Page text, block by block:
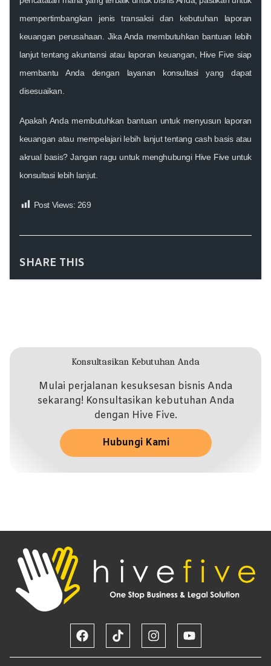
mempertimbangkan jenis transaksi dan kebutuhan laporan
keuangan perusahaan. Jika Anda membutuhkan bantuan lebih
lanjut tentang akuntansi atau laporan keuangan, Hive Five siap
membantu Anda dengan layanan konsultasi yang dapat
disesuaikan.
Apakah Anda membutuhkan bantuan untuk menyusun laporan
keuangan atau mempelajari lebih lanjut tentang cash basisatau
akrual basis? Jangan ragu untuk menghubungi Hive Five untuk
konsultasi lebih lanjut.
Post Views: 269
SHARE THIS
Konsultasikan Kebutuhan Anda
Mulai perjalanan kesuksesan bisnis Anda
sekarang! Konsultasikan kebutuhan Anda
dengan Hive Five.
Hubungi Kami